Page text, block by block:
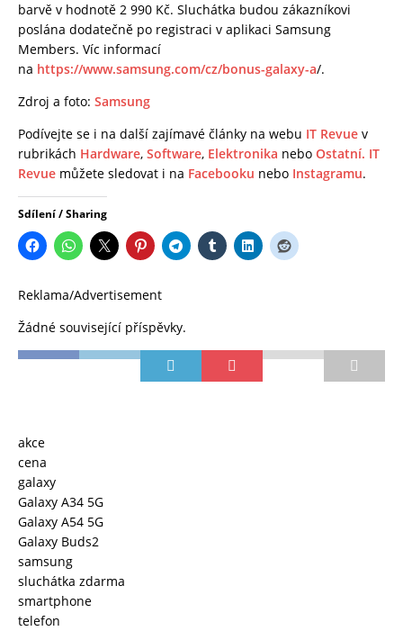
barvě v hodnotě 2 990 Kč. Sluchátka budou zákazníkovi
poslána dodatečně po registraci v aplikaci Samsung
Members. Víc informací
na https://www.samsung.com/cz/bonus-galaxy-a/.
Zdroj a foto: Samsung
Podívejte se i na další zajímavé články na webu IT Revue v
rubrikách Hardware, Software, Elektronika nebo Ostatní. IT
Revue můžete sledovat i na Facebooku nebo Instagramu.
Sdílení / Sharing
Reklama/Advertisement
Žádné související příspěvky.
akce
cena
galaxy
Galaxy A34 5G
Galaxy A54 5G
Galaxy Buds2
samsung
sluchátka zdarma
smartphone
telefon